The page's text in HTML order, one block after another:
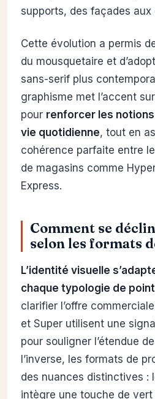
supports, des façades aux
Cette évolution a permis
du mousquetaire et
sans-serif plus
graphisme met l’accent
pour renforcer les
vie quotidienne, tout en
cohérence parfaite entre
de magasins comme
Express.
Comment se
selon les formats
L’identité visuelle
chaque typologie de
clarifier l’offre
et Super utilisent une
pour souligner l’étendue
l’inverse, les formats de
des nuances distinctives :
intègre une touche de